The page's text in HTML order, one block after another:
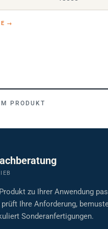
PRODUKT
zu Ihrer Anwendung
Ihre Anforderung,
Sonderanfertigungen.